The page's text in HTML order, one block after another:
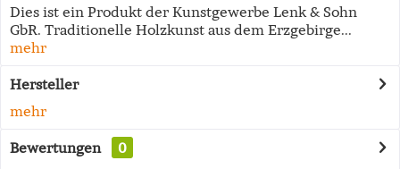
Dies ist ein Produkt der Kunstgewerbe Lenk & Sohn
GbR. Traditionelle Holzkunst aus dem Erzgebirge...
mehr
Hersteller
mehr
Bewertungen
0